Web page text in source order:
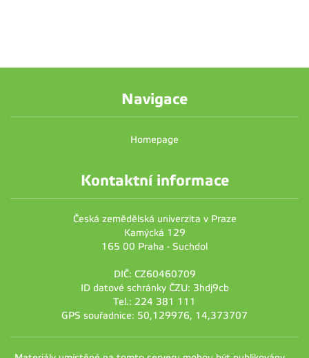
Navigace
Homepage
Kontaktní informace
Česká zemědělská univerzita v Praze
Kamýcká 129
165 00 Praha - Suchdol
DIČ: CZ60460709
ID datové schránky ČZU: 3hdj9cb
Tel.: 224 381 111
GPS souřadnice: 50,129976, 14,373707